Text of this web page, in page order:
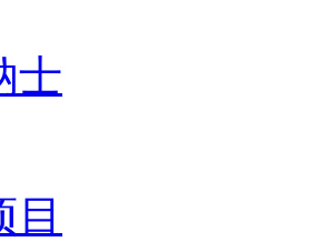
士
目